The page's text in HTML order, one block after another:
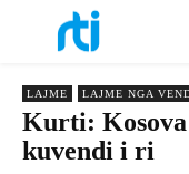
LAJME LAJME NGA
Kurti:
kuvendi i ri